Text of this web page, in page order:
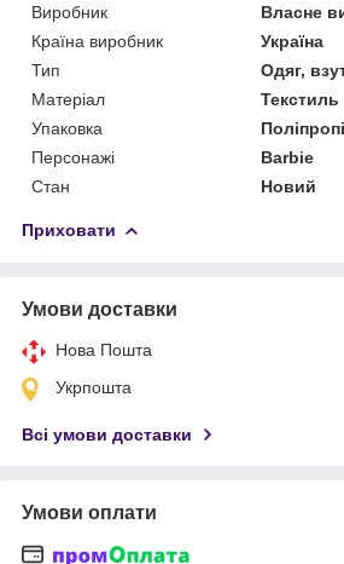
Виробник
Власне
Країна виробник
Україна
Тип
Одяг,
Матеріал
Текстиль
Упаковка
Персонажі
Barbie
Стан
Новий
Приховати
Умови доставки
Нова Пошта
Укрпошта
Всі умови доставки
Умови оплати